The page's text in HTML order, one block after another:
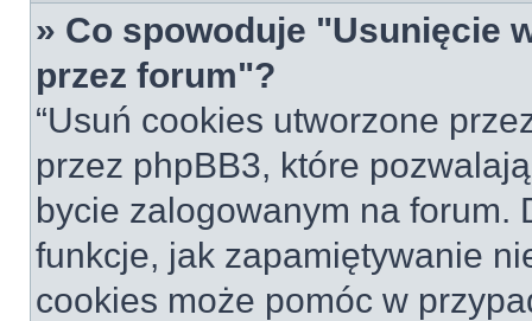
» Co spowoduje "Usunięcie
przez forum"?
“Usuń cookies utworzone
przez phpBB3, które
bycie zalogowanym na forum.
funkcje, jak zapamiętywanie
cookies może pomóc w